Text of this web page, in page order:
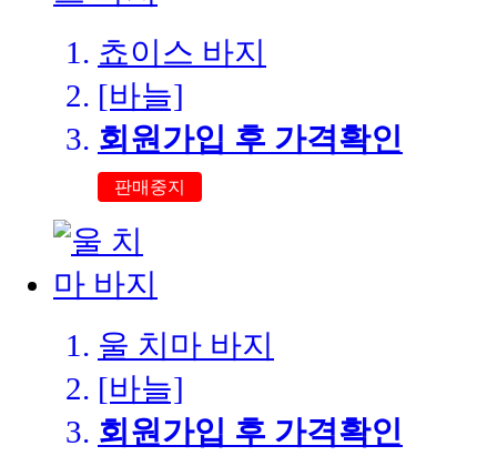
쵸이스 바지
[바늘]
회원가입 후 가격확인
판매중지
울 치마 바지
[바늘]
회원가입 후 가격확인